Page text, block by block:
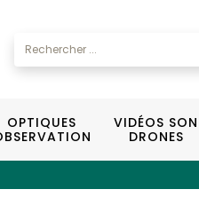
OPTIQUES
VIDÉOS SON
DRONES